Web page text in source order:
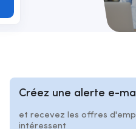
Créez une alerte e-
et recevez les offres
intéressent